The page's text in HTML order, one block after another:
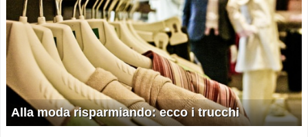
Alla moda risparmiando: ecco i trucchi